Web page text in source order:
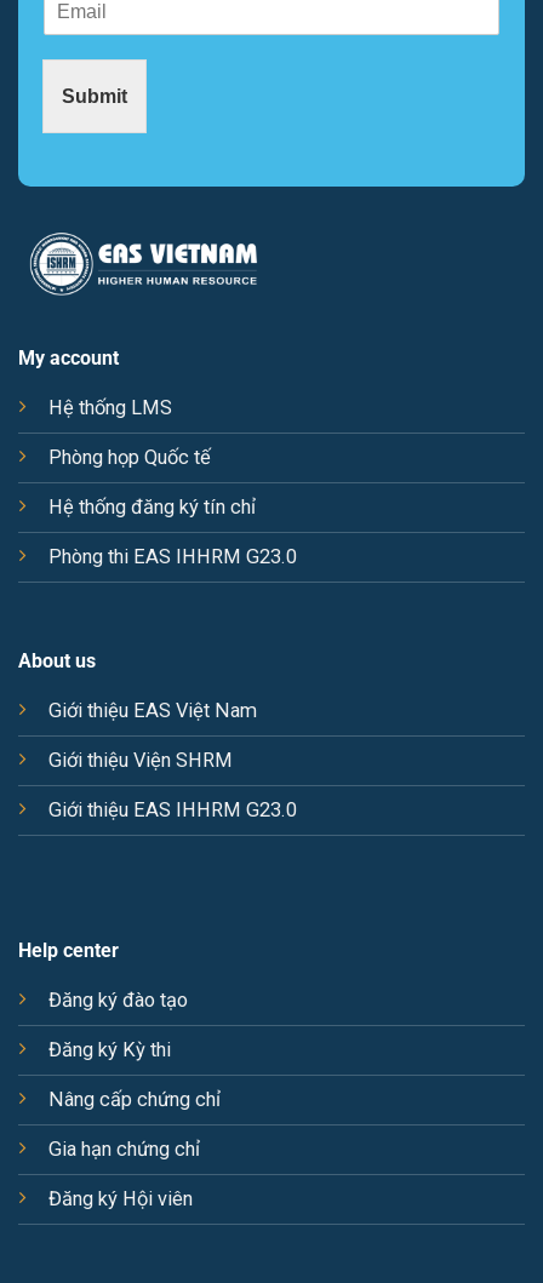
a
i
E
a
m
Submit
My account
Hệ thống LMS
Phòng họp Quốc tế
Hệ thống đăng ký tín chỉ
Phòng thi EAS IHHRM G23.0
About us
Giới thiệu EAS Việt Nam
Giới thiệu Viện SHRM
Giới thiệu EAS IHHRM G23.0
Help center
Đăng ký đào tạo
Đăng ký Kỳ thi
Nâng cấp chứng chỉ
Gia hạn chứng chỉ
Đăng ký Hội viên